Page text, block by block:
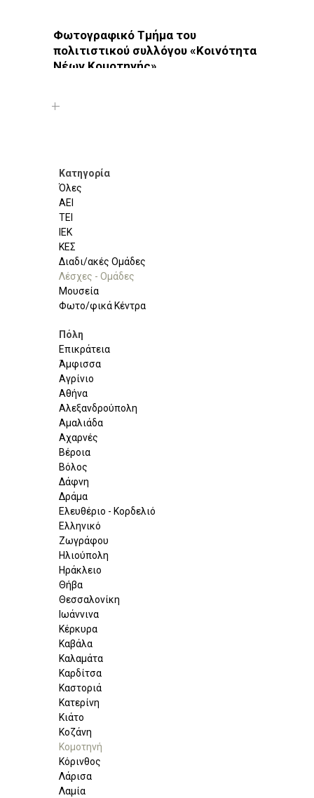
Φωτογραφικό Τμήμα του
πολιτιστικού συλλόγου «Κοινότητα
Νέων Κομοτηνής»
Κατηγορία
Όλες
ΑΕΙ
ΤΕΙ
ΙΕΚ
ΚΕΣ
Διαδι/ακές Ομάδες
Λέσχες - Ομάδες
Μουσεία
Φωτο/φικά Κέντρα
Πόλη
Επικράτεια
Άμφισσα
Αγρίνιο
Αθήνα
Αλεξανδρούπολη
Αμαλιάδα
Αχαρνές
Βέροια
Βόλος
Δάφνη
Δράμα
Ελευθέριο - Κορδελιό
Ελληνικό
Ζωγράφου
Ηλιούπολη
Ηράκλειο
Θήβα
Θεσσαλονίκη
Ιωάννινα
Κέρκυρα
Καβάλα
Καλαμάτα
Καρδίτσα
Καστοριά
Κατερίνη
Κιάτο
Κοζάνη
Κομοτηνή
Κόρινθος
Λάρισα
Λαμία